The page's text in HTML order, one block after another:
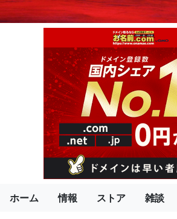
ホーム 情報 ストア 雑談